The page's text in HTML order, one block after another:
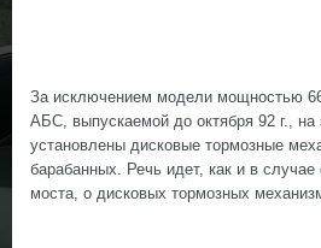
За исключением модели мощностью
АБС, выпускаемой до октября 92 г., на
установлены дисковые тормозные
барабанных. Речь идет, как и в
моста, о дисковых тормозных